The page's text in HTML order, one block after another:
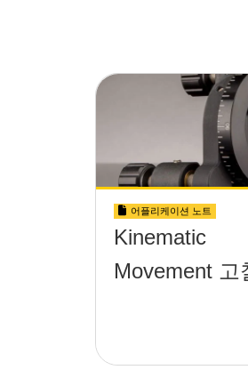
어플리케이션 노트
Kinematic
Movement 고